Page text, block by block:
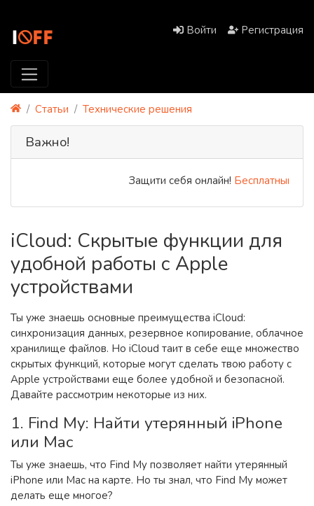
Войти Регистрация
Статьи Технические решения
Важно!
Защити себя онлайн!Бесплатный
iCloud: Скрытые функции для
удобной работы с Apple
устройствами
Ты уже знаешь основные преимущества iCloud:
синхронизация данных, резервное копирование, облачное
хранилище файлов. Но iCloud таит в себе еще множество
скрытых функций, которые могут сделать твою работу с
Apple устройствами еще более удобной и безопасной.
Давайте рассмотрим некоторые из них.
1. Find My: Найти утерянный iPhone
или Mac
Ты уже знаешь, что Find My позволяет найти утерянный
iPhone или Mac на карте. Но ты знал, что Find My может
делать еще многое?